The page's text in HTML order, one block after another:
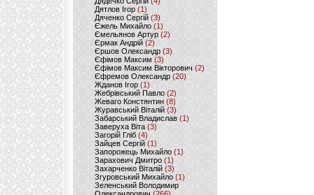
Дятлов Ігор (1)
Дяченко Сергій (3)
Єжель Михайло (1)
Ємельянов Артур (2)
Єрмак Андрій (2)
Єршов Олександр (3)
Єфімов Максим (3)
Єфімов Максим Вікторович (2)
Єфремов Олександр (20)
Жданов Ігор (1)
Жебрівський Павло (2)
Жеваго Констянтин (8)
Журавський Віталій (3)
Забарський Владислав (1)
Заверуха Віта (3)
Загорій Гліб (4)
Зайцев Сергій(1)
Запорожець Михайло (1)
Зарахович Дмитро (1)
Захарченко Віталій (3)
Згуровський Михайло (1)
Зеленський Володимир